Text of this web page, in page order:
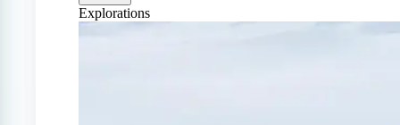
Explorations